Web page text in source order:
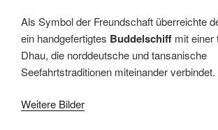
Als Symbol der Freundschaft überreichte
ein handgefertigtes Buddelschiff mit einer
Dhau, die norddeutsche und tansanische
Seefahrtstraditionen miteinander verbindet.
Weitere Bilder